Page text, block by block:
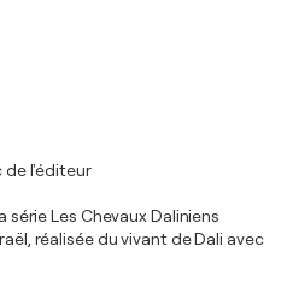
de l'éditeur
série Les Chevaux Daliniens
réalisée du vivant de Dali avec